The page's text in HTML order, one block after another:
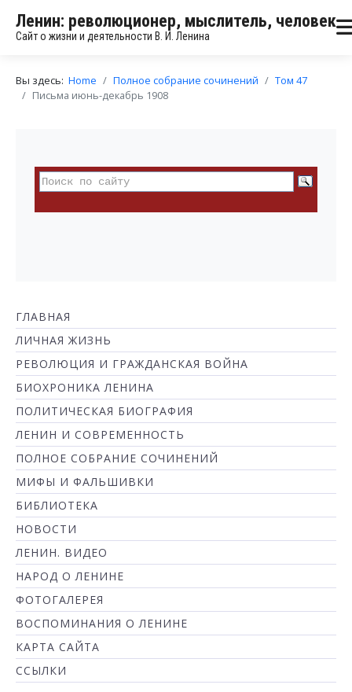
Ленин: революционер, мыслитель, человек
Сайт о жизни и деятельности В. И. Ленина
Вы здесь: Home Полное собрание сочинений
Том 47
Письма июнь-декабрь 1908
ГЛАВНАЯ
ЛИЧНАЯ ЖИЗНЬ
РЕВОЛЮЦИЯ И ГРАЖДАНСКАЯ ВОЙНА
БИОХРОНИКА ЛЕНИНА
ПОЛИТИЧЕСКАЯ БИОГРАФИЯ
ЛЕНИН И СОВРЕМЕННОСТЬ
ПОЛНОЕ СОБРАНИЕ СОЧИНЕНИЙ
МИФЫ И ФАЛЬШИВКИ
БИБЛИОТЕКА
НОВОСТИ
ЛЕНИН. ВИДЕО
НАРОД О ЛЕНИНЕ
ФОТОГАЛЕРЕЯ
ВОСПОМИНАНИЯ О ЛЕНИНЕ
КАРТА САЙТА
ССЫЛКИ